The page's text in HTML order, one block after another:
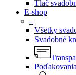
Tlač
E-shop
–
Všetky
Svadobné